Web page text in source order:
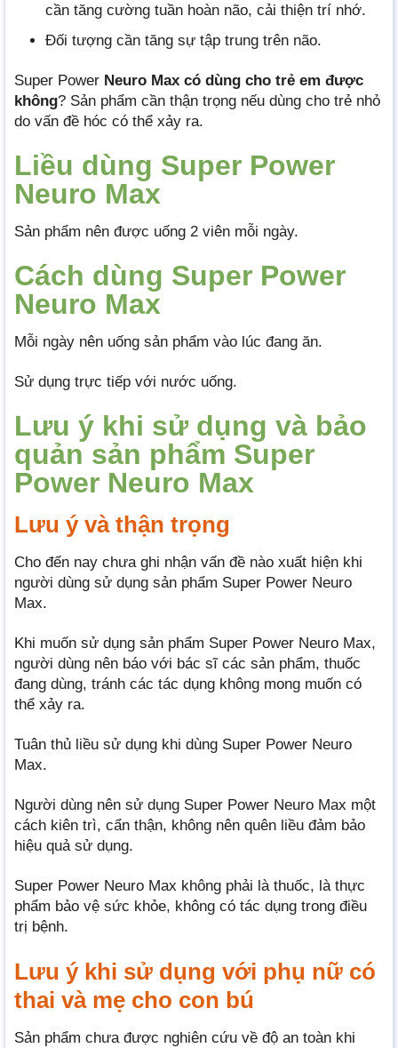
cần tăng cường tuần hoàn não, cải thiện trí nhớ.
Đối tượng cần tăng sự tập trung trên não.
Super Power Neuro Max có dùng cho trẻ em được
không? Sản phẩm cần thận trọng nếu dùng cho trẻ nhỏ
do vấn đề hóc có thể xảy ra.
Liều dùng Super Power
Neuro Max
Sản phẩm nên được uống 2 viên mỗi ngày.
Cách dùng Super Power
Neuro Max
Mỗi ngày nên uống sản phẩm vào lúc đang ăn.
Sử dụng trực tiếp với nước uống.
Lưu ý khi sử dụng và bảo
quản sản phẩm Super
Power Neuro Max
Lưu ý và thận trọng
Cho đến nay chưa ghi nhận vấn đề nào xuất hiện khi
người dùng sử dụng sản phẩm Super Power Neuro
Max.
Khi muốn sử dụng sản phẩm Super Power Neuro Max,
người dùng nên báo với bác sĩ các sản phẩm, thuốc
đang dùng, tránh các tác dụng không mong muốn có
thể xảy ra.
Tuân thủ liều sử dụng khi dùng Super Power Neuro
Max.
Người dùng nên sử dụng Super Power Neuro Max một
cách kiên trì, cẩn thận, không nên quên liều đảm bảo
hiệu quả sử dụng.
Super Power Neuro Max không phải là thuốc, là thực
phẩm bảo vệ sức khỏe, không có tác dụng trong điều
trị bệnh.
Lưu ý khi sử dụng với phụ nữ có
thai và mẹ cho con bú
Sản phẩm chưa được nghiên cứu về độ an toàn khi